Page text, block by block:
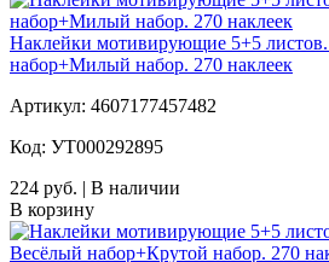
Наклейки мотивирующие 5+5
набор+Милый набор. 270 наклеек
Артикул: 4607177457482
Код: УТ000292895
224 руб. | В наличии
В корзину